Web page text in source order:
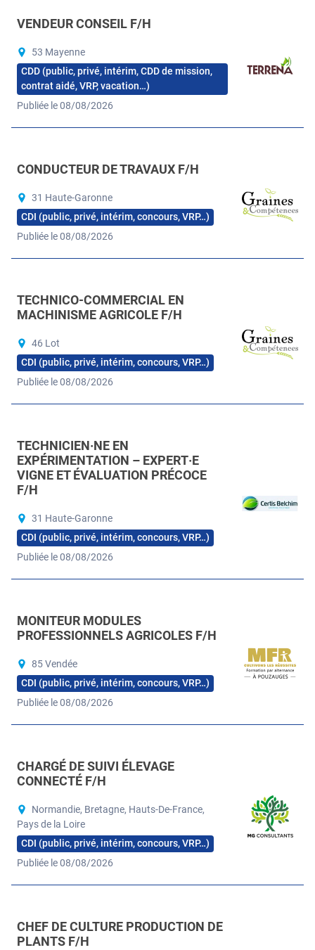
VENDEUR CONSEIL F/H
53 Mayenne
CDD (public, privé, intérim, CDD de mission,
contrat aidé, VRP, vacation…)
Publiée le 08/08/2026
CONDUCTEUR DE TRAVAUX F/H
31 Haute-Garonne
CDI (public, privé, intérim, concours, VRP…)
Publiée le 08/08/2026
TECHNICO-COMMERCIAL EN
MACHINISME AGRICOLE F/H
46 Lot
CDI (public, privé, intérim, concours, VRP…)
Publiée le 08/08/2026
TECHNICIEN·NE EN
EXPÉRIMENTATION – EXPERT·E
VIGNE ET ÉVALUATION PRÉCOCE
F/H
31 Haute-Garonne
CDI (public, privé, intérim, concours, VRP…)
Publiée le 08/08/2026
MONITEUR MODULES
PROFESSIONNELS AGRICOLES F/H
85 Vendée
CDI (public, privé, intérim, concours, VRP…)
Publiée le 08/08/2026
CHARGÉ DE SUIVI ÉLEVAGE
CONNECTÉ F/H
Normandie, Bretagne, Hauts-De-France,
Pays de la Loire
CDI (public, privé, intérim, concours, VRP…)
Publiée le 08/08/2026
CHEF DE CULTURE PRODUCTION DE
PLANTS F/H